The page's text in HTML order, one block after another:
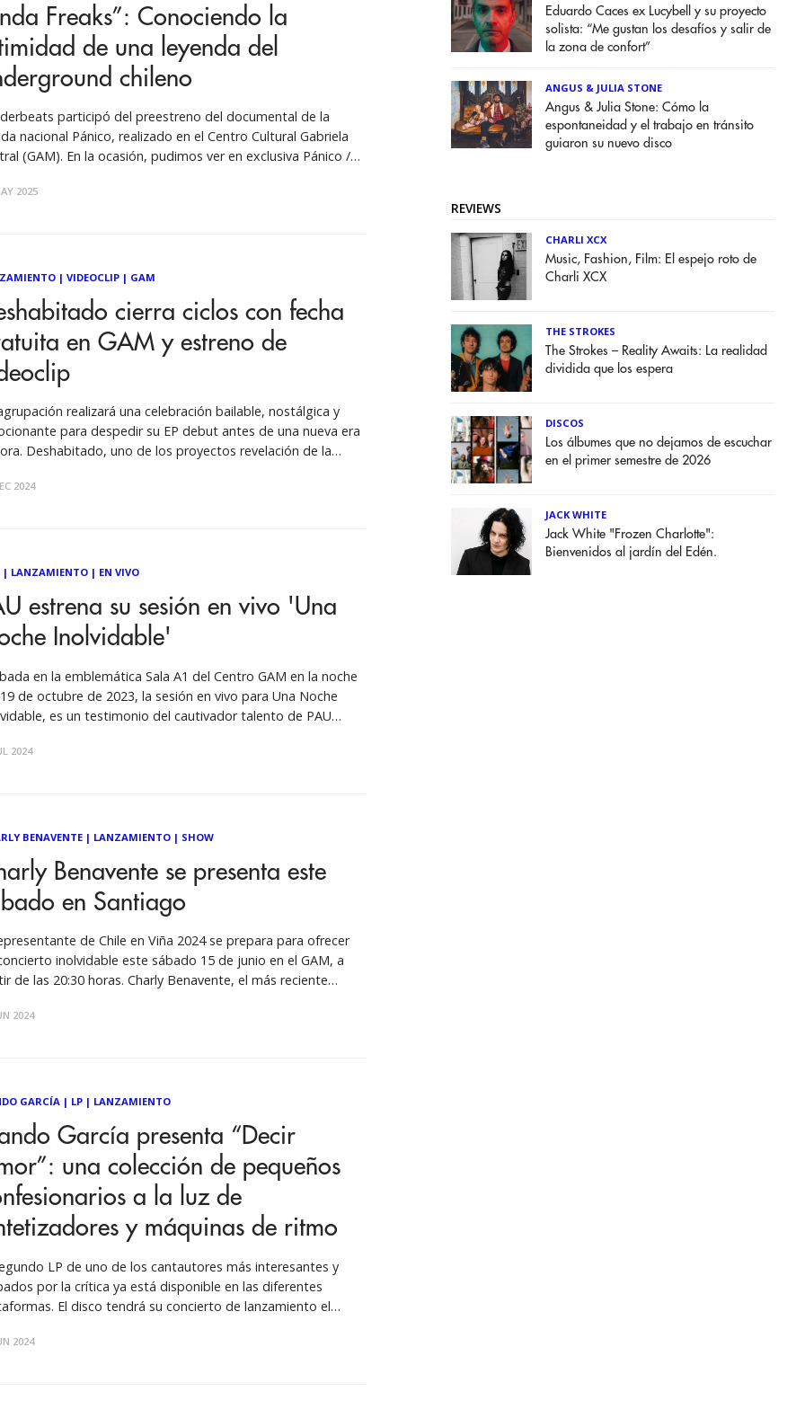
Freaks”: Conociendo la
de una leyenda del
chileno
participó del preestreno del documental de la
nacional Pánico, realizado en el Centro Cultural Gabriela
(GAM). En la ocasión, pudimos ver en exclusiva Pánico /
que recorre los inicios del grupo en los años 90 hasta su
2025
| VIDEOCLIP| GAM
cierra ciclos con fecha
en GAM y estreno de
realizará una celebración bailable, nostálgica y
para despedir su EP debut antes de una nueva era
Deshabitado, uno de los proyectos revelación de la
EP debut, con un evento gratuito y especial que
2024
| LANZAMIENTO| EN VIVO
estrena su sesión en vivo 'Una
Inolvidable'
en la emblemática Sala A1 del Centro GAM en la noche
de octubre de 2023, la sesión en vivo para Una Noche
es un testimonio del cautivador talento de PAU
de su segundo disco, Volumen Dos
2024
BENAVENTE| LANZAMIENTO| SHOW
Benavente se presenta este
en Santiago
de Chile en Viña 2024 se prepara para ofrecer
inolvidable este sábado 15 de junio en el GAM, a
de las 20:30 horas. Charly Benavente, el más reciente
de Viña del Mar, llega a la
2024
GARCÍA| LP| LANZAMIENTO
García presenta “Decir
una colección de pequeños
a la luz de
y máquinas de ritmo
LP de uno de los cantautores más interesantes y
por la crítica ya está disponible en las diferentes
El disco tendrá su concierto de lanzamiento el
es una incursión profunda en el
2024
Eduardo Caces ex Lucybell y su proyecto
solista: “Me gustan los desafíos y salir de
la zona de confort”
ANGUS & JULIA STONE
Angus & Julia Stone: Cómo la
espontaneidad y el trabajo en tránsito
guiaron su nuevo disco
REVIEWS
CHARLI XCX
Music, Fashion, Film: El espejo roto de
Charli XCX
THE STROKES
The Strokes – Reality Awaits: La realidad
dividida que los espera
DISCOS
Los álbumes que no dejamos de escuchar
en el primer semestre de 2026
JACK WHITE
Jack White "Frozen Charlotte":
Bienvenidos al jardín del Edén.